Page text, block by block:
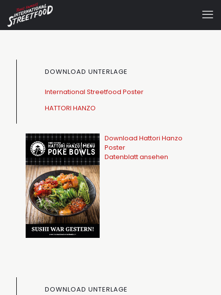
DOWNLOAD UNTERLAGE
International Streetfood Poster
HATTORI HANZO
Download Hattori Hanzo
Poster
Datenblatt ansehen
DOWNLOAD UNTERLAGE